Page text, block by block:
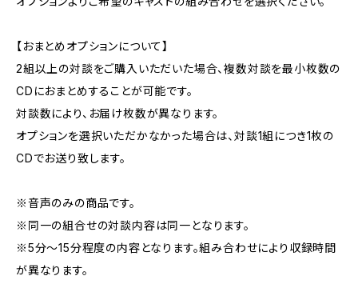
【おまとめオプションについて】
2組以上の対談をご購入いただいた場合、複数対談を最小枚数の
CDにおまとめすることが可能です。
対談数により、お届け枚数が異なります。
オプションを選択いただかなかった場合は、対談1組につき1枚の
CDでお送り致します。
※音声のみの商品です。
※同一の組合せの対談内容は同一となります。
※5分～15分程度の内容となります。組み合わせにより収録時間
が異なります。